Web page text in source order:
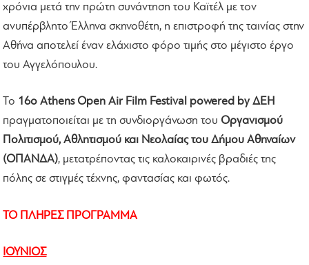
χρόνια μετά την πρώτη συνάντηση του Καϊτέλ με τον
ανυπέρβλητο Έλληνα σκηνοθέτη, η επιστροφή της ταινίας στην
Αθήνα αποτελεί έναν ελάχιστο φόρο τιμής στο μέγιστο έργο
του Αγγελόπουλου.
Το 16ο Athens Open Air Film Festival powered by ΔΕΗ
πραγματοποιείται με τη συνδιοργάνωση του Οργανισμού
Πολιτισμού, Αθλητισμού και Νεολαίας του Δήμου Αθηναίων
(ΟΠΑΝΔΑ), μετατρέποντας τις καλοκαιρινές βραδιές της
πόλης σε στιγμές τέχνης, φαντασίας και φωτός.
ΤΟ ΠΛΗΡΕΣ ΠΡΟΓΡΑΜΜΑ
ΙΟΥΝΙΟΣ